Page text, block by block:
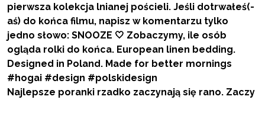
Najlepsze poranki rzadko zaczynają się rano. Zaczy